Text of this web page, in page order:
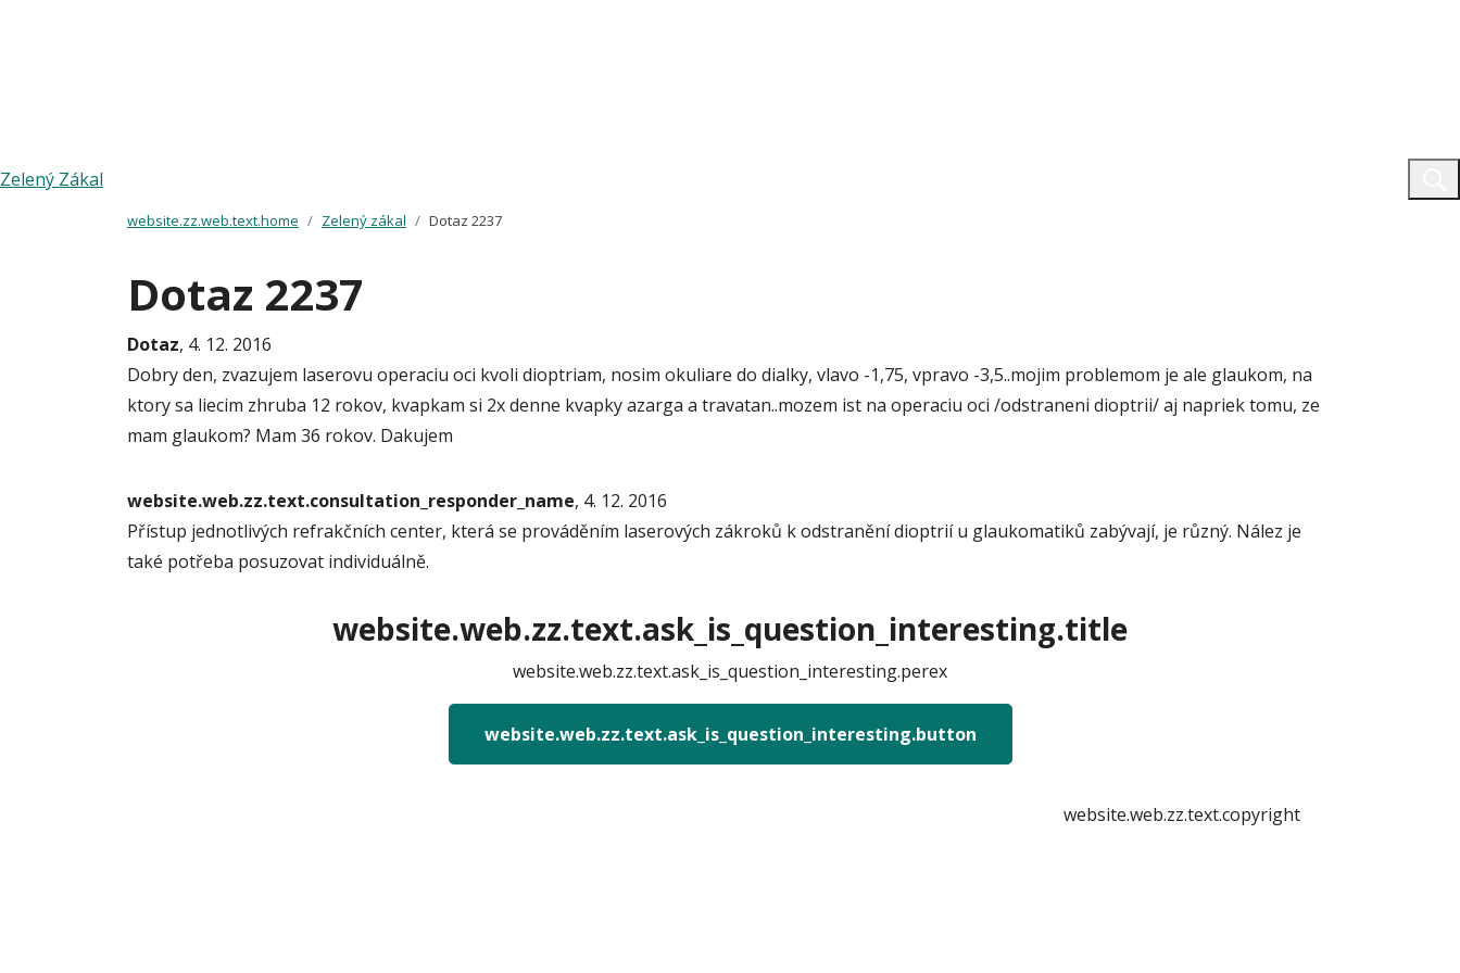
Zelený Zákal
website.zz.web.text.home Zelený zákal Dotaz 2237
Dotaz 2237
Dotaz, 4. 12. 2016
Dobry den, zvazujem laserovu operaciu oci kvoli dioptriam, nosim okuliare do dialky, vlavo -1,75, vpravo -3,5..mojim problemom je ale glaukom, na
ktory sa liecim zhruba 12 rokov, kvapkam si 2x denne kvapky azarga a travatan..mozem ist na operaciu oci /odstraneni dioptrii/ aj napriek tomu, ze
mam glaukom? Mam 36 rokov. Dakujem
website.web.zz.text.consultation_responder_name, 4. 12. 2016
Přístup jednotlivých refrakčních center, která se prováděním laserových zákroků k odstranění dioptrií u glaukomatiků zabývají, je různý. Nález je
také potřeba posuzovat individuálně.
website.web.zz.text.ask_is_question_interesting.title
website.web.zz.text.ask_is_question_interesting.perex
website.web.zz.text.ask_is_question_interesting.button
website.web.zz.text.copyright